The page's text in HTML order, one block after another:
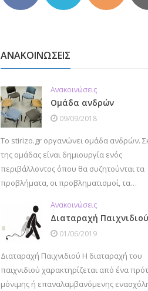
ΑΝΑΚΟΙΝΩΣΕΙΣ
Ανακοινώσεις
Ομάδα ανδρών
09/09/2018
Το stirizo.gr οργανώνει ομάδα ανδρών.
της ομάδας είναι δημιουργία ενός
περιβάλλοντος όπου θα συζητούνται τα
προβλήματα, οι προβληματισμοί, τα…
Ανακοινώσεις
Διαταραχή Παιχνιδιού
01/06/2019
Διαταραχή Παιχνιδιού Η διαταραχή του
παιχνιδιού χαρακτηρίζεται από ένα
μόνιμης ή επαναλαμβανόμενης